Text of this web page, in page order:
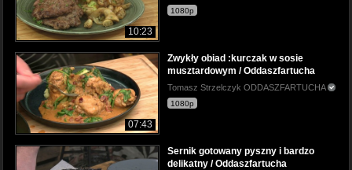
10:23
1080p
07:43
Zwykły obiad :kurczak w sosie
musztardowym / Oddaszfartucha
Tomasz Strzelczyk ODDASZFARTUCHA
1080p
Sernik gotowany pyszny i bardzo
delikatny / Oddaszfartucha